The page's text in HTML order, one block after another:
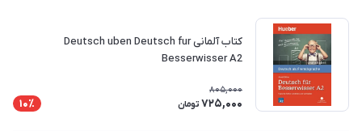
کتاب آلمانی Deutsch uben Deutsch fur
Besserwisser A2
805,000
725,000 تومان 10٪